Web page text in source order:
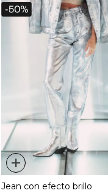
+
Jean con efecto brillo